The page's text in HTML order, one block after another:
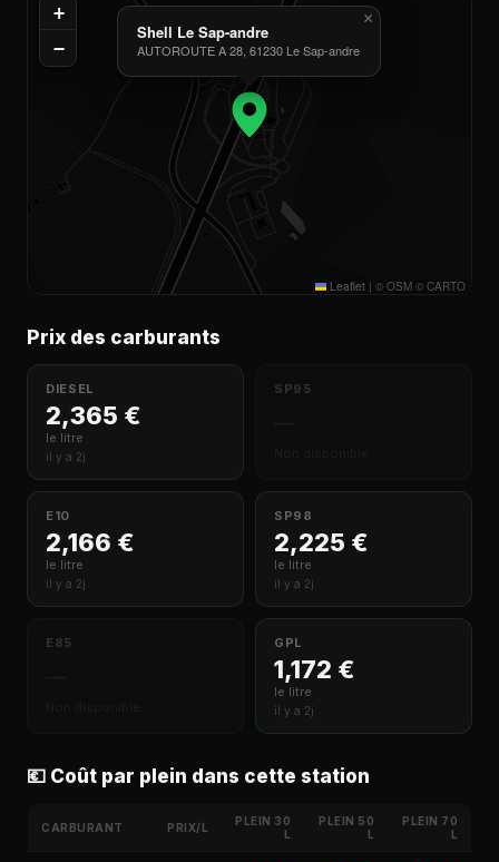
Shell Le Sap-andre
AUTOROUTE A 28, 61230 Le Sap-andre
×
+
−
Leaflet | © OSM © CARTO
Prix des carburants
DIESEL
2,365 €
le litre
il y a 2j
SP95
E10
2,166 €
le litre
il y a 2j
SP98
2,225 €
le litre
il y a 2j
E85 GPL
1,172 €
le litre
il y a 2j
💶 Coût par plein dans cette station
CARBURANT PRIX/L
PLEIN 30
L
PLEIN 50
L
PLEIN 70
L